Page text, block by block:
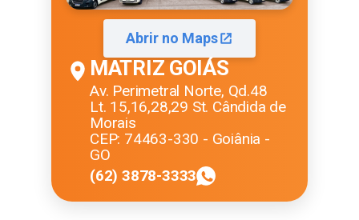
Abrir no Maps
MATRIZ GOIÁS
Av. Perimetral Norte, Qd.48
Lt. 15,16,28,29 St. Cândida de
Morais
CEP: 74463-330 - Goiânia -
GO
(62) 3878-3333